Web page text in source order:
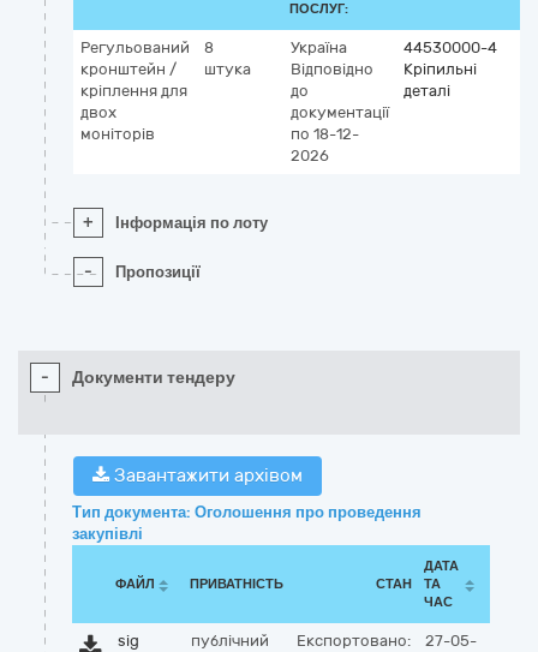
ПОСЛУГ:
Регульований
кронштейн /
кріплення для
двох
моніторів
8
штука
Україна
Відповідно
до
документації
по 18-12-
2026
44530000-4
Кріпильні
деталі
+ Інформація по лоту
- Пропозиції
- Документи тендеру
Завантажити архівом
Тип документа: Оголошення про проведення
закупівлі
ФАЙЛ ПРИВАТНІСТЬ СТАН
ДАТА
ТА
ЧАС
sig
публічний Експортовано:
27-05-